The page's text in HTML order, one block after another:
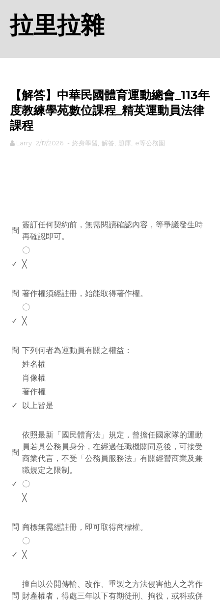
拉里拉雜
【解答】中華民國體育運動總會_113年
度教練學苑數位課程_精英運動員法律
課程
Larry 2/17/2026 - 終身學習 解答 題庫 e等公務園
問
簽訂任何契約前，無需閱讀確認內容，等爭議發生時
再確認即可。
〇
✓ ╳
問 著作權須經註冊，始能取得著作權。
〇
✓ ╳
問 下列何者為運動員有關之權益：
姓名權
肖像權
著作權
✓
以上皆是
問
依照最新「國民體育法」規定，曾擔任國家隊的運動
員若具公務員身分，在經過任職機關同意後，可接受
商業代言，不受「公務員服務法」有關經營商業及兼
職規定之限制。
✓
〇
╳
問 商標無需經註冊，即可取得商標權。
〇
✓ ╳
問
擅自以公開傳輸、改作、重製之方法侵害他人之著作
財產權者，得處三年以下有期徒刑、拘役，或科或併